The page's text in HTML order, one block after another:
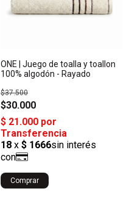
ONE | Juego de toalla y toallon
100% algodón - Rayado
$30.000
$37.500
Comprar